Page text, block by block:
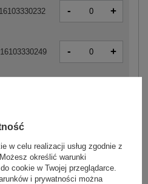
- +
- +
I ZOBACZ CENĘ
Zadaj pytanie
w celu realizacji usług zgodnie z
Możesz określić warunki
cookie w Twojej przeglądarce.
i prywatności można